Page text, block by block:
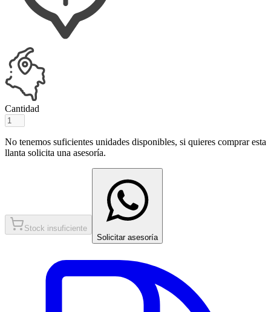
Cantidad
No tenemos suficientes unidades disponibles, si quieres comprar esta
llanta solicita una asesoría.
Stock insuficiente
Solicitar asesoría